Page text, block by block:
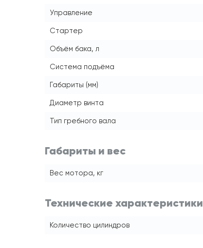
Управление
Стартер
Объём бака, л
Система подъёма
Габариты (мм)
Диаметр винта
Тип гребного вала
Габариты и вес
Вес мотора, кг
Технические характеристики
Количество цилиндров